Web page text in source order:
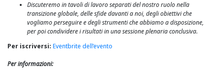
Discuteremo in tavoli di lavoro separati del nostro ruolo nella
transizione globale, delle sfide davanti a noi, degli obiettivi che
vogliamo perseguire e degli strumenti che abbiamo a disposizione,
per poi condividere i risultati in una sessione plenaria conclusiva.
Per iscriversi: Eventbrite dell’evento
Per informazioni: